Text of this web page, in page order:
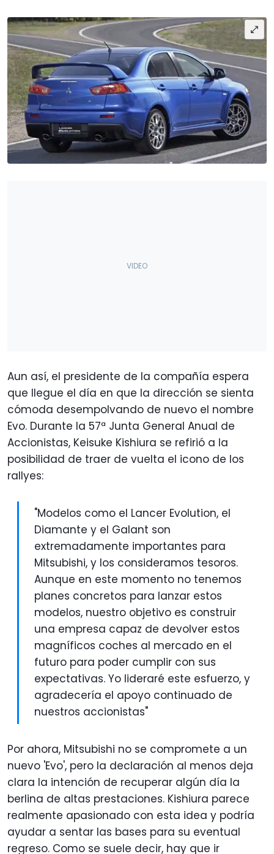
Aun así, el presidente de la compañía espera
que llegue el día en que la dirección se sienta
cómoda desempolvando de nuevo el nombre
Evo. Durante la 57ª Junta General Anual de
Accionistas, Keisuke Kishiura se refirió a la
posibilidad de traer de vuelta el icono de los
rallyes:
"Modelos como el Lancer Evolution, el
Diamante y el Galant son
extremadamente importantes para
Mitsubishi, y los consideramos tesoros.
Aunque en este momento no tenemos
planes concretos para lanzar estos
modelos, nuestro objetivo es construir
una empresa capaz de devolver estos
magníficos coches al mercado en el
futuro para poder cumplir con sus
expectativas. Yo lideraré este esfuerzo, y
agradecería el apoyo continuado de
nuestros accionistas"
Por ahora, Mitsubishi no se compromete a un
nuevo 'Evo', pero la declaración al menos deja
clara la intención de recuperar algún día la
berlina de altas prestaciones. Kishiura parece
realmente apasionado con esta idea y podría
ayudar a sentar las bases para su eventual
regreso. Como se suele decir, hay que ir